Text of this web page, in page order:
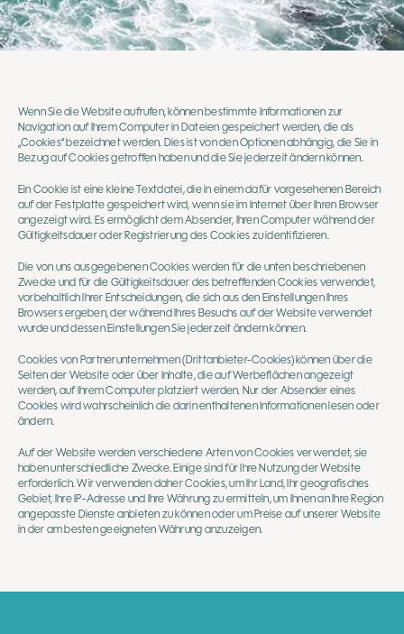
Wenn Sie die Website aufrufen, können bestimmte Informationen zur
Navigation auf Ihrem Computer in Dateien gespeichert werden, die als
„Cookies“ bezeichnet werden. Dies ist von den Optionen abhängig, die Sie in
Bezug auf Cookies getroffen haben und die Sie jederzeit ändern können.
Ein Cookie ist eine kleine Textdatei, die in einem dafür vorgesehenen Bereich
auf der Festplatte gespeichert wird, wenn sie im Internet über Ihren Browser
angezeigt wird. Es ermöglicht dem Absender, Ihren Computer während der
Gültigkeitsdauer oder Registrierung des Cookies zu identifizieren.
Die von uns ausgegebenen Cookies werden für die unten beschriebenen
Zwecke und für die Gültigkeitsdauer des betreffenden Cookies verwendet,
vorbehaltlich Ihrer Entscheidungen, die sich aus den Einstellungen Ihres
Browsers ergeben, der während Ihres Besuchs auf der Website verwendet
wurde und dessen Einstellungen Sie jederzeit ändern können.
Cookies von Partnerunternehmen (Drittanbieter-Cookies) können über die
Seiten der Website oder über Inhalte, die auf Werbeflächen angezeigt
werden, auf Ihrem Computer platziert werden. Nur der Absender eines
Cookies wird wahrscheinlich die darin enthaltenen Informationen lesen oder
ändern.
Auf der Website werden verschiedene Arten von Cookies verwendet, sie
haben unterschiedliche Zwecke. Einige sind für Ihre Nutzung der Website
erforderlich. Wir verwenden daher Cookies, um Ihr Land, Ihr geografisches
Gebiet, Ihre IP-Adresse und Ihre Währung zu ermitteln, um Ihnen an Ihre Region
angepasste Dienste anbieten zu können oder um Preise auf unserer Website
in der am besten geeigneten Währung anzuzeigen.